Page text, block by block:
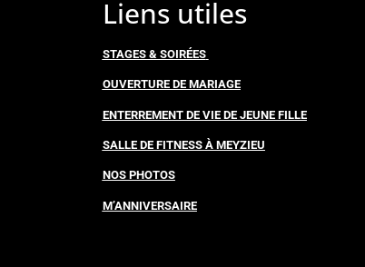
Liens utiles
STAGES & SOIRÉES
OUVERTURE DE MARIAGE
ENTERREMENT DE VIE DE JEUNE FILLE
SALLE DE FITNESS À MEYZIEU
NOS PHOTOS
M’ANNIVERSAIRE